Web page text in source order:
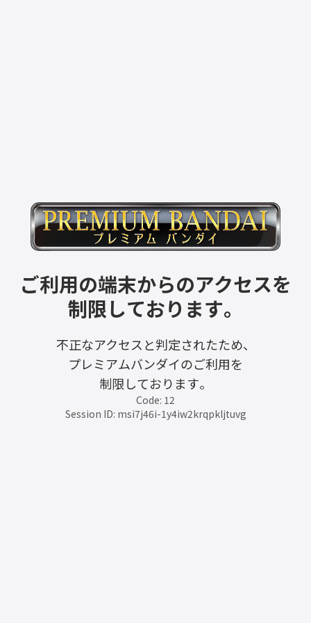
ご利用の端末からのアクセスを
制限しております。
不正なアクセスと判定されたため、
プレミアムバンダイのご利用を
制限しております。
Code: 12
Session ID: msi7j46i-1y4iw2krqpkljtuvg